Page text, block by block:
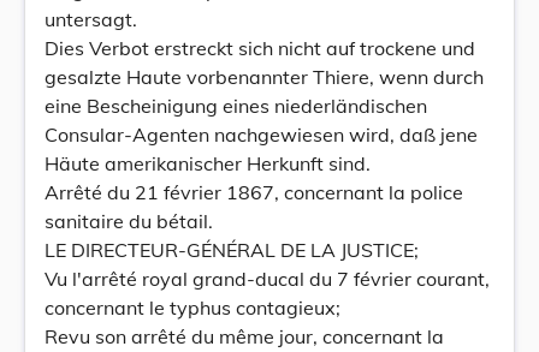
untersagt.
Dies Verbot erstreckt sich nicht auf trockene und
gesalzte Haute vorbenannter Thiere, wenn durch
eine Bescheinigung eines niederländischen
Consular-Agenten nachgewiesen wird, daß jene
Häute amerikanischer Herkunft sind.
Arrêté du 21 février 1867, concernant la police
sanitaire du bétail.
LE DIRECTEUR-GÉNÉRAL DE LA JUSTICE;
Vu l'arrêté royal grand-ducal du 7 février courant,
concernant le typhus contagieux;
Revu son arrêté du même jour, concernant la